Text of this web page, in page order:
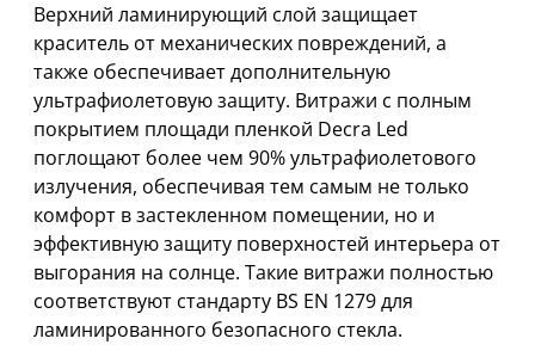
Верхний ламинирующий слой защищает
краситель от механических повреждений, а
также обеспечивает дополнительную
ультрафиолетовую защиту. Витражи с полным
покрытием площади пленкой Decra Led
поглощают более чем 90% ультрафиолетового
излучения, обеспечивая тем самым не только
комфорт в застекленном помещении, но и
эффективную защиту поверхностей интерьера от
выгорания на солнце. Такие витражи полностью
соответствуют стандарту BS EN 1279 для
ламинированного безопасного стекла.